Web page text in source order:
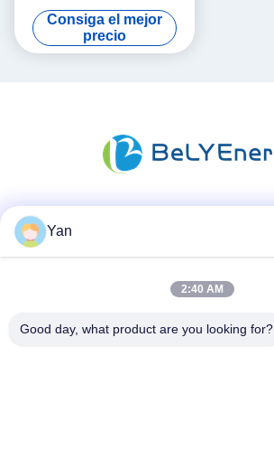
Motor de 4S1P 640WH 12V
50AH
Consiga el mejor
precio
Yan
2:40 AM
Good day, what product are you looking for?